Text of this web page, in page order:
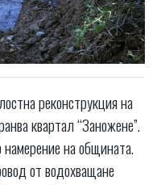
реконструкция на
квартал “Заножене”.
намерение на общината.
от водохващане